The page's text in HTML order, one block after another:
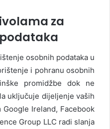
za
osobnih podataka u
i pohranu osobnih
promidžbe dok ne
uključuje dijeljenje vaših
Ireland, Facebook
Group LLC radi slanja